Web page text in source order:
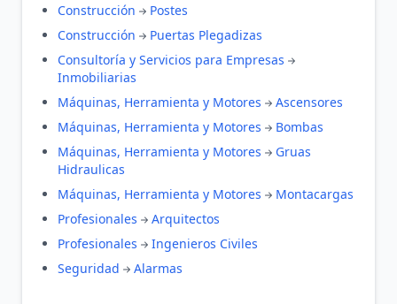
Construcción
Postes
Construcción
Puertas Plegadizas
Consultoría y Servicios para Empresas
Inmobiliarias
Máquinas, Herramienta y Motores
Ascensores
Máquinas, Herramienta y Motores
Bombas
Máquinas, Herramienta y Motores
Gruas
Hidraulicas
Máquinas, Herramienta y Motores
Montacargas
Profesionales
Arquitectos
Profesionales
Ingenieros Civiles
Seguridad
Alarmas